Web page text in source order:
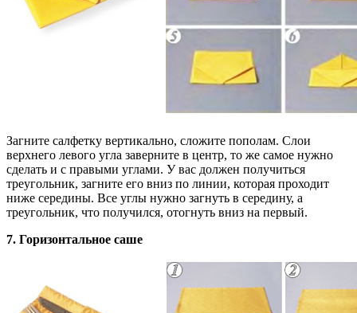
Загните салфетку вертикально, сложите пополам. Слои
верхнего левого угла заверните в центр, то же самое нужно
сделать и с правыми углами. У вас должен получиться
треугольник, загните его вниз по линии, которая проходит
ниже середины. Все углы нужно загнуть в середину, а
треугольник, что получился, отогнуть вниз на первый.
7. Горизонтальное саше